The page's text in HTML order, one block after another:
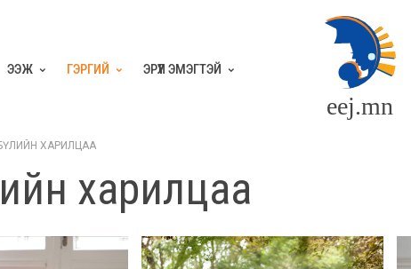
ЭЭЖ ГЭРГИЙ ЭРҮҮЛ ЭМЭГТЭЙ
eej.mn
ХАРИЛЦАА
харилцаа